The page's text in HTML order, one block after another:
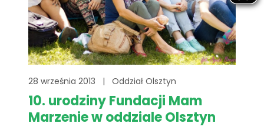
28 września 2013 | Oddział Olsztyn
10. urodziny Fundacji Mam
Marzenie w oddziale Olsztyn